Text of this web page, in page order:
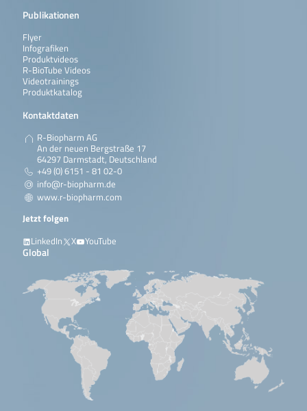
Publikationen
Flyer
Infografiken
Produktvideos
R-BioTube Videos
Videotrainings
Produktkatalog
Kontaktdaten
R-Biopharm AG
An der neuen Bergstraße 17
64297 Darmstadt, Deutschland
+49 (0) 6151 - 81 02-0
info@r-biopharm.de
www.r-biopharm.com
Jetzt folgen
LinkedIn
X YouTube
Global